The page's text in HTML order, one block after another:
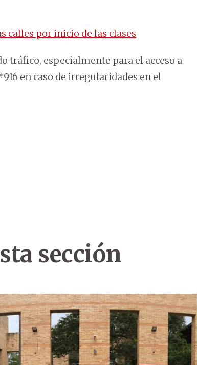
calles por inicio de las clases
tráfico, especialmente para el acceso a
en caso de irregularidades en el
sección